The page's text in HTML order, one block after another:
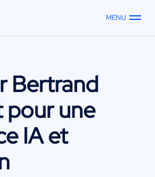
MENU
Bertrand
pour une
IA et